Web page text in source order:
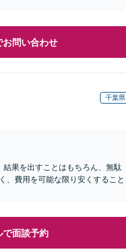
お問い合わせ
千葉県
結果を出すことはもちろん、無駄
、費用を可能な限り安くすること
で面談予約